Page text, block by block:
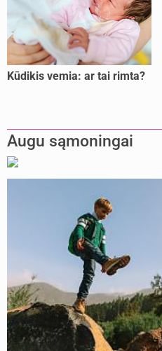
Kūdikis vemia: ar tai rimta?
Augu sąmoningai